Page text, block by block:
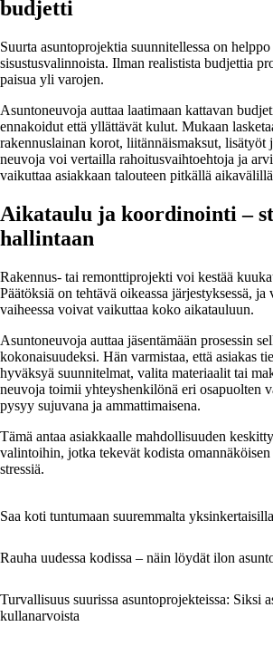
budjetti
Suurta asuntoprojektia suunnitellessa on
sisustusvalinnoista. Ilman realistista budjettia
paisua yli varojen.
Asuntoneuvoja auttaa laatimaan kattavan
ennakoidut että yllättävät kulut. Mukaan
rakennuslainan korot, liitännäismaksut, lisätyöt
neuvoja voi vertailla rahoitusvaihtoehtoja ja
vaikuttaa asiakkaan talouteen pitkällä
Aikataulu ja koordinointi –
hallintaan
Rakennus- tai remonttiprojekti voi kestää
Päätöksiä on tehtävä oikeassa järjestyksessä, ja
vaiheessa voivat vaikuttaa koko aikatauluun.
Asuntoneuvoja auttaa jäsentämään prosessin
kokonaisuudeksi. Hän varmistaa, että asiakas
hyväksyä suunnitelmat, valita materiaalit tai
neuvoja toimii yhteyshenkilönä eri osapuolten
pysyy sujuvana ja ammattimaisena.
Tämä antaa asiakkaalle mahdollisuuden
valintoihin, jotka tekevät kodista
stressiä.
Saa koti tuntumaan suuremmalta
Rauha uudessa kodissa – näin löydät ilon
Turvallisuus suurissa asuntoprojekteissa: Siksi
kullanarvoista